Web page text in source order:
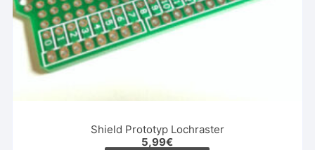
Shield Prototyp Lochraster
5,99€